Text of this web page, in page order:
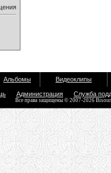
Альбомы Видеоклипы
Администрация Служба
Все права защищены © 2007-2026